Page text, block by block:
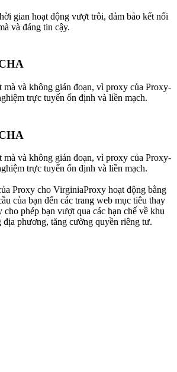
gian hoạt động vượt trôi, đảm bảo kết nối
và đáng tin cậy.
mà và không gián đoạn, vì proxy của Proxy-
trực tuyến ổn định và liền mạch.
mà và không gián đoạn, vì proxy của Proxy-
trực tuyến ổn định và liền mạch.
Proxy cho VirginiaProxy hoạt động bằng
của bạn đến các trang web mục tiêu thay
cho phép bạn vượt qua các hạn chế về khu
phương, tăng cường quyền riêng tư.